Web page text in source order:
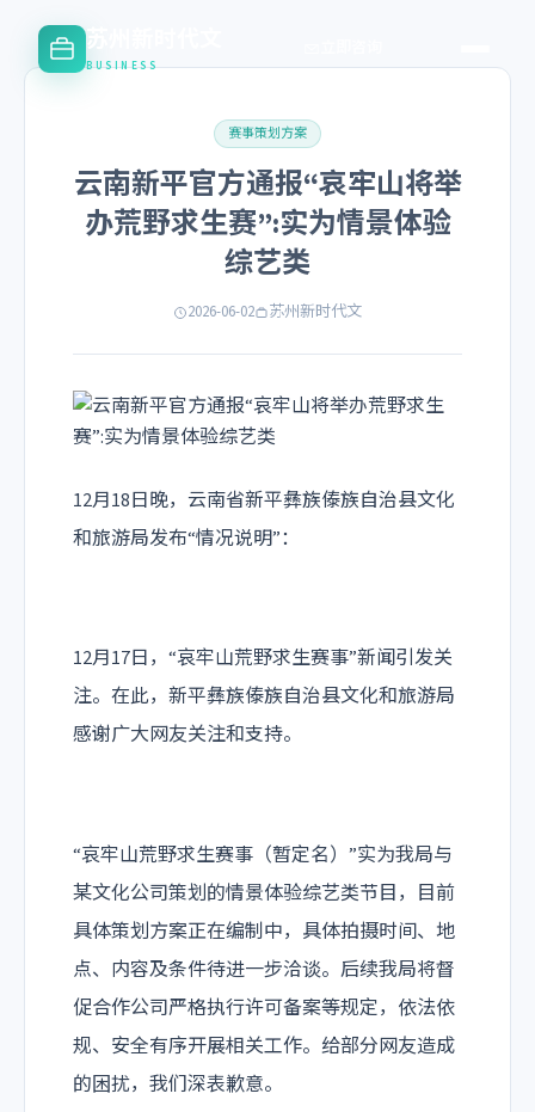
苏州新时代文
BUSINESS
赛事策划方案
云南新平官方通报“哀牢山将举
办荒野求生赛”:实为情景体验
综艺类
2026-06-02 苏州新时代文
12月18日晚，云南省新平彝族傣族自治县文化
和旅游局发布“情况说明”：
12月17日，“哀牢山荒野求生赛事”新闻引发关
注。在此，新平彝族傣族自治县文化和旅游局
感谢广大网友关注和支持。
“哀牢山荒野求生赛事（暂定名）”实为我局与
某文化公司策划的情景体验综艺类节目，目前
具体策划方案正在编制中，具体拍摄时间、地
点、内容及条件待进一步洽谈。后续我局将督
促合作公司严格执行许可备案等规定，依法依
规、安全有序开展相关工作。给部分网友造成
的困扰，我们深表歉意。